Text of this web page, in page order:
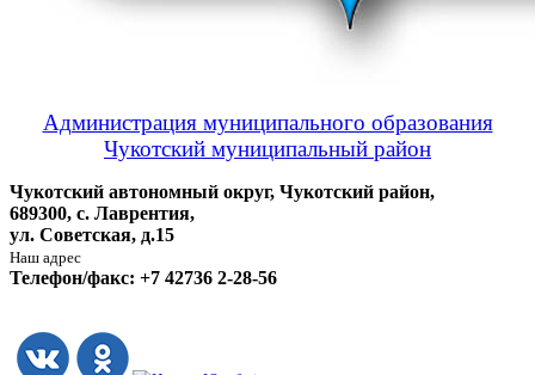
Администрация муниципального образования
Чукотский муниципальный район
Чукотский автономный округ, Чукотский район,
689300, с. Лаврентия,
ул. Советская, д.15
Наш адрес
Телефон/факс: +7 42736 2-28-56